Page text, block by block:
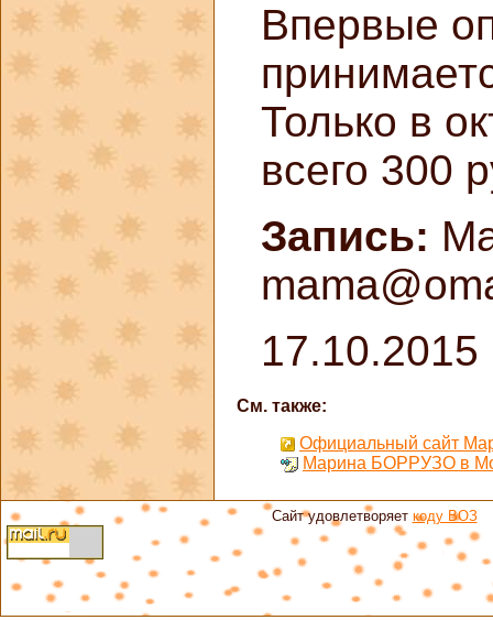
Впервые
Только в
всего 300
Запись:
17.10.2015
См. также:
Официальный сайт
Марина БОРРУЗО в
Сайт удовлетворяет коду ВОЗ